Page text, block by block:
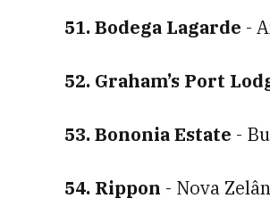
51. Bodega Lagarde -
52. Graham’s Port
53. Bononia Estate -
54. Rippon - Nova